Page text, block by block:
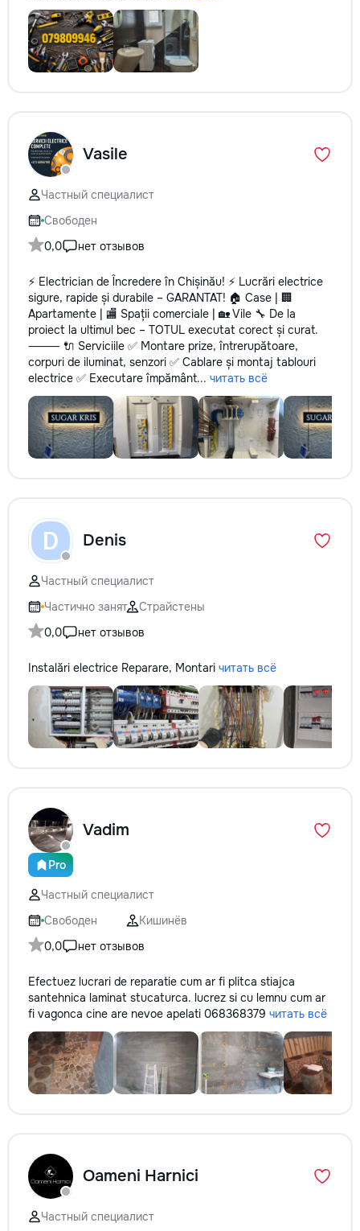
Vasile
Частный специалист
Свободен
0,0
нет отзывов
⚡️ Electrician de Încredere în Chișinău! ⚡️ Lucrări electrice
sigure, rapide și durabile – GARANTAT! 🏠 Case | 🏢
Apartamente | 🏬 Spații comerciale | 🏡 Vile 🔧 De la
proiect la ultimul bec – TOTUL executat corect și curat.
⸻ 🔌 Serviciile ✅ Montare prize, întrerupătoare,
corpuri de iluminat, senzori ✅ Cablare și montaj tablouri
electrice ✅ Executare împământ... читать всё
D Denis
Частный специалист
Частично занят
Страйстены
0,0
нет отзывов
Instalări electrice Reparare, Montari читать всё
Pro
Vadim
Частный специалист
Свободен
Кишинёв
0,0
нет отзывов
Efectuez lucrari de reparatie cum ar fi plitca stiajca
santehnica laminat stucaturca. lucrez si cu lemnu cum ar
fi vagonca cine are nevoe apelati 068368379 читать всё
Oameni Harnici
Частный специалист